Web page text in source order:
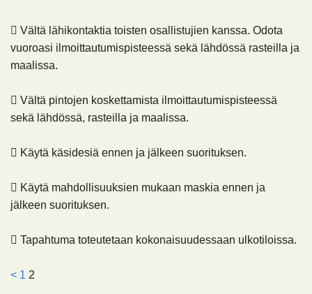
 Vältä lähikontaktia toisten osallistujien kanssa. Odota
vuoroasi ilmoittautumispisteessä sekä lähdössä rasteilla ja
maalissa.
 Vältä pintojen koskettamista ilmoittautumispisteessä
sekä lähdössä, rasteilla ja maalissa.
 Käytä käsidesiä ennen ja jälkeen suorituksen.
 Käytä mahdollisuuksien mukaan maskia ennen ja
jälkeen suorituksen.
 Tapahtuma toteutetaan kokonaisuudessaan ulkotiloissa.
< 1 2